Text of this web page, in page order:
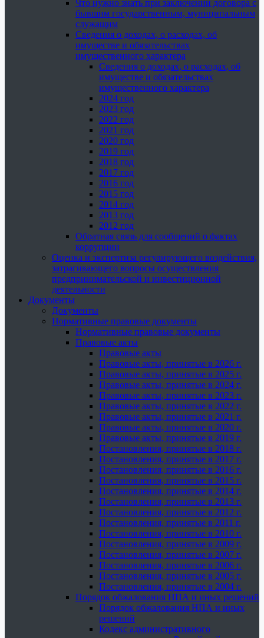
Что нужно знать при заключении договора с
бывшим государственным, муниципальным
служащим
Сведения о доходах, о расходах, об
имуществе и обязательствах
имущественного характера
Сведения о доходах, о расходах, об
имуществе и обязательствах
имущественного характера
2024 год
2023 год
2022 год
2021 год
2020 год
2019 год
2018 год
2017 год
2016 год
2015 год
2014 год
2013 год
2012 год
Обратная связь для сообщений о фактах
коррупции
Оценка и экспертиза регулирующего воздействия,
затрагивающего вопросы осуществления
предпринимательской и инвестиционной
деятельности
Документы
Документы
Нормативные правовые документы
Нормативные правовые документы
Правовые акты
Правовые акты
Правовые акты, принятые в 2026 г.
Правовые акты, принятые в 2025 г.
Правовые акты, принятые в 2024 г.
Правовые акты, принятые в 2023 г.
Правовые акты, принятые в 2022 г.
Правовые акты, принятые в 2021 г.
Правовые акты, принятые в 2020 г.
Правовые акты, принятые в 2019 г.
Постановления, принятые в 2018 г.
Постановления, принятые в 2017 г.
Постановления, принятые в 2016 г.
Постановления, принятые в 2015 г.
Постановления, принятые в 2014 г.
Постановления, принятые в 2013 г.
Постановления, принятые в 2012 г.
Постановления, принятые в 2011 г.
Постановления, принятые в 2010 г.
Постановления, принятые в 2009 г.
Постановления, принятые в 2007 г.
Постановления, принятые в 2006 г.
Постановления, принятые в 2005 г.
Постановления, принятые в 2004 г.
Порядок обжалования НПА и иных решений
Порядок обжалования НПА и иных
решений
Кодекс административного